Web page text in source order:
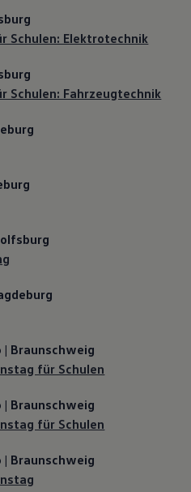
und -
Technologien mit
Deine
am
bekomme ich?
IHK-Berufsausbildung
einer Bachelorthesis und
Abschluss den
Schulen: Elektrotechnik
Schulen: Fahrzeugtechnik
| Braunschweig
für Schulen
| Braunschweig
für Schulen
| Braunschweig